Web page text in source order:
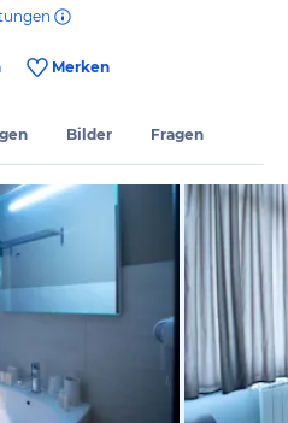
Merken
Bilder Fragen
vom